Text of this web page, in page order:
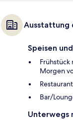
Ausstattung
Speisen
Morgen
Restaurant
Bar/
Unterwegs